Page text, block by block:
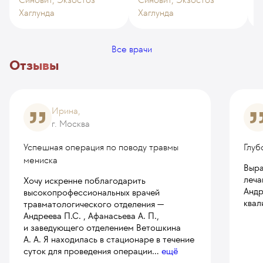
Хаглунда
Хаглунда
Все врачи
Отзывы
Ирина,
г. Москва
Успешная операция по поводу травмы
мениска
Хочу искренне поблагодарить
высокопрофессиональных врачей
травматологического отделения —
Андреева П.С. , Афанасьева А. П.,
и заведующего отделением Ветошкина
А. А. Я находилась в стационаре в течение
суток для проведения операции... ещё